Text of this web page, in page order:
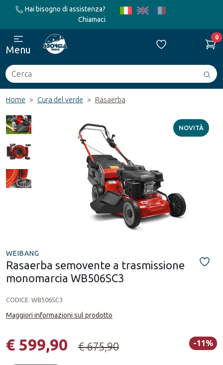
Hai bisogno di assistenza?
Chiamaci
Cerca
0
Menu
Home Cura del verde Rasaerba
NOVITÀ
WEIBANG
Rasaerba semovente a trasmissione
monomarcia WB506SC3
CODICE: WB506SC3
Maggiori informazioni sul prodotto
-11%
€ 599,90 € 675,90